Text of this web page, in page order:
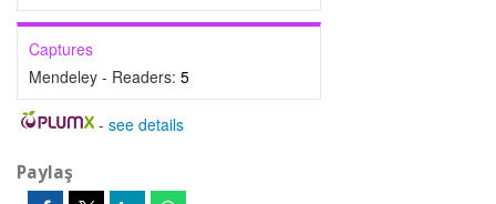
Captures
Mendeley - Readers: 5
- see details
Paylaş